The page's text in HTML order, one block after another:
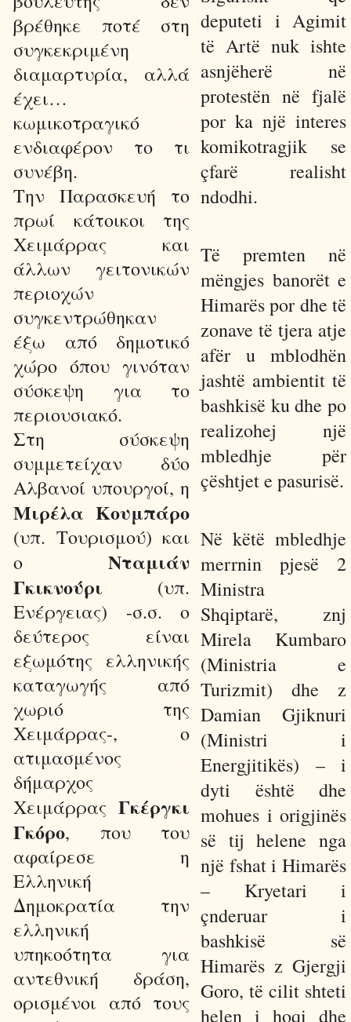
βρέθηκε ποτέ στη
συγκεκριμένη
διαμαρτυρία, αλλά
έχει…
κωμικοτραγικό
ενδιαφέρον το τι
συνέβη.
Την Παρασκευή το
πρωί κάτοικοι της
Χειμάρρας και
άλλων γειτονικών
περιοχών
συγκεντρώθηκαν
έξω από δημοτικό
χώρο όπου γινόταν
σύσκεψη για το
περιουσιακό.
Στη σύσκεψη
συμμετείχαν δύο
Αλβανοί υπουργοί, η
Μιρέλα Κουμπάρο
(υπ. Τουρισμού) και
ο Νταμιάν
Γκικνούρι (υπ.
Ενέργειας) -σ.σ. ο
δεύτερος είναι
εξωμότης ελληνικής
καταγωγής από
χωριό της
Χειμάρρας-, ο
ατιμασμένος
δήμαρχος
Χειμάρρας Γκέργκι
Γκόρο, που του
αφαίρεσε η
Ελληνική
Δημοκρατία την
ελληνική
υπηκοότητα για
αντεθνική δράση,
ορισμένοι από τους
deputeti i Agimit
të Artë nuk ishte
asnjëherë në
protestën në fjalë
por ka një interes
komikotragjik se
çfarë realisht
ndodhi.
Të premten në
mëngjes banorët e
Himarës por dhe të
zonave të tjera atje
afër u mblodhën
jashtë ambientit të
bashkisë ku dhe po
realizohej një
mbledhje për
çështjet e pasurisë.
Në këtë mbledhje
merrnin pjesë 2
Ministra
Shqiptarë, znj
Mirela Kumbaro
(Ministria e
Turizmit) dhe z
Damian Gjiknuri
(Ministri i
Energjitikës) – i
dyti është dhe
mohues i origjinës
së tij helene nga
një fshat i Himarës
– Kryetari i
çnderuar i
bashkisë së
Himarës z Gjergji
Goro, të cilit shteti
helen i hoqi dhe